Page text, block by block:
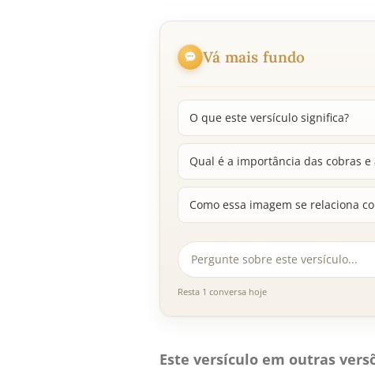
Vá mais fundo
O que este versículo significa?
Qual é a importância das cobras
Como essa imagem se relaciona
Resta 1 conversa hoje
Este versículo em outras